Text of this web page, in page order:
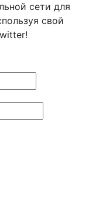
сети для
свой